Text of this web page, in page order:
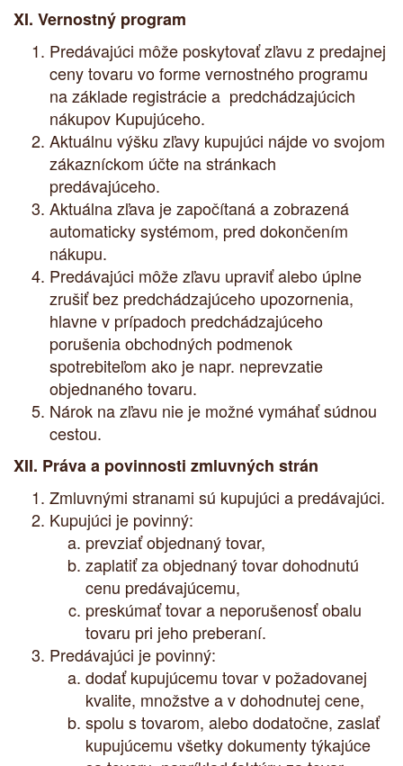
XI. Vernostný program
Predávajúci môže poskytovať zľavu z predajnej
ceny tovaru vo forme vernostného programu
na základe registrácie a predchádzajúcich
nákupov Kupujúceho.
Aktuálnu výšku zľavy kupujúci nájde vo svojom
zákazníckom účte na stránkach
predávajúceho.
Aktuálna zľava je započítaná a zobrazená
automaticky systémom, pred dokončením
nákupu.
Predávajúci môže zľavu upraviť alebo úplne
zrušiť bez predchádzajúceho upozornenia,
hlavne v prípadoch predchádzajúceho
porušenia obchodných podmenok
spotrebiteľom ako je napr. neprevzatie
objednaného tovaru.
Nárok na zľavu nie je možné vymáhať súdnou
cestou.
XII. Práva a povinnosti zmluvných strán
Zmluvnými stranami sú kupujúci a predávajúci.
Kupujúci je povinný:
prevziať objednaný tovar,
zaplatiť za objednaný tovar dohodnutú
cenu predávajúcemu,
preskúmať tovar a neporušenosť obalu
tovaru pri jeho preberaní.
Predávajúci je povinný:
dodať kupujúcemu tovar v požadovanej
kvalite, množstve a v dohodnutej cene,
spolu s tovarom, alebo dodatočne, zaslať
kupujúcemu všetky dokumenty týkajúce